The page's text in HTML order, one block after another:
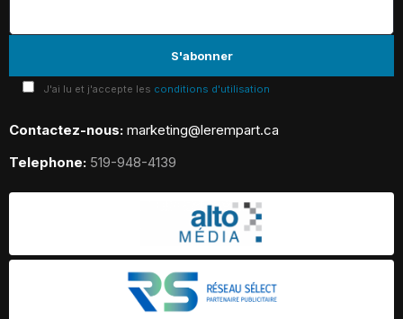
J'ai lu et j'accepte les conditions d'utilisation
Contactez-nous: marketing@lerempart.ca
Telephone: 519-948-4139